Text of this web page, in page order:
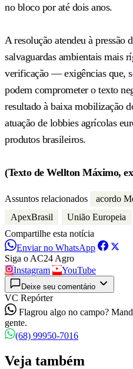
no bloco por até dois anos.
A resolução atendeu à pressão
salvaguardas ambientais mais
verificação — exigências que,
podem comprometer o texto
resultado à baixa mobilização
atuação de lobbies agrícolas
produtos brasileiros.
(Texto de Wellton Máximo,
Assuntos relacionados
acordo
ApexBrasil
União Europeia
Compartilhe esta notícia
Enviar no WhatsApp
Siga o AC24 Agro
Instagram
YouTube
Deixe seu comentário
VC Repórter
Flagrou algo no campo?
gente.
(68) 99950-7016
Veja também